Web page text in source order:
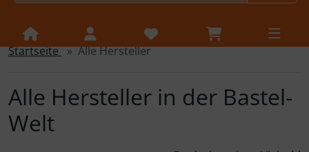
Sprungnavigation
Springe zur Navigation
Springe zum Login-Button
Springe zum Button für Einstellungen
Startseite Alle Hersteller
Alle Hersteller in der Bastel-
Welt